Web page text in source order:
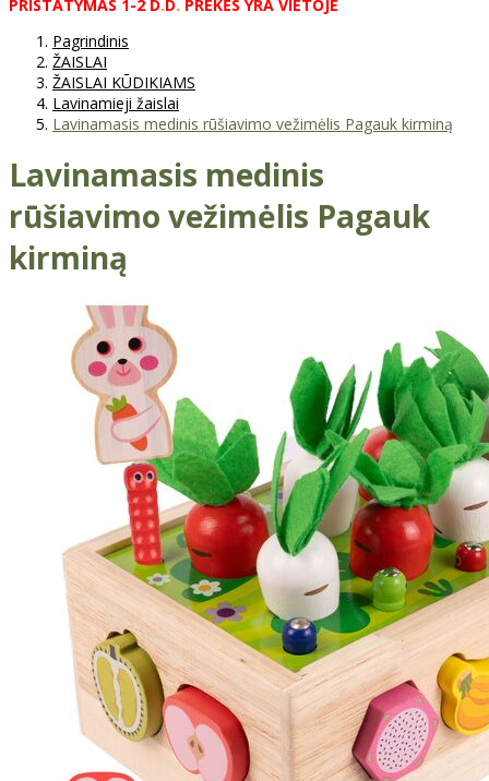
PRISTATYMAS 1-2 D. D. PREKĖS YRA VIETOJE
Pagrindinis
ŽAISLAI
ŽAISLAI KŪDIKIAMS
Lavinamieji žaislai
Lavinamasis medinis rūšiavimo vežimėlis Pagauk kirminą
Lavinamasis medinis
rūšiavimo vežimėlis Pagauk
kirminą